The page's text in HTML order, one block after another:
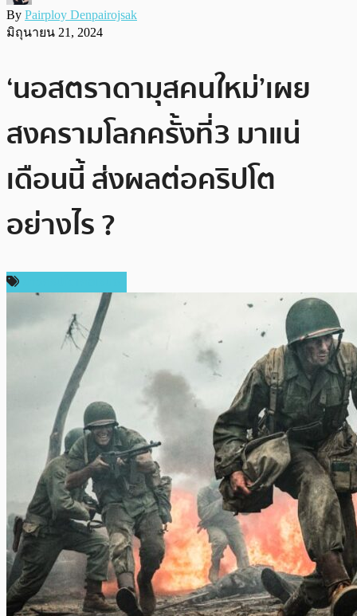
By Pairploy Denpairojsak
มิถุนายน 21, 2024
‘นอสตราดามุสคนใหม่’เผย
สงครามโลกครั้งที่3 มาแน่
เดือนนี้ ส่งผลต่อคริปโต
อย่างไร ?